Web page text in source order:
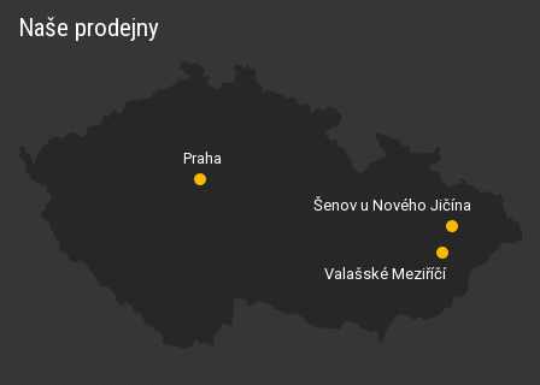
Naše prodejny
Praha
Valašské Meziříčí
Šenov u Nového Jičína